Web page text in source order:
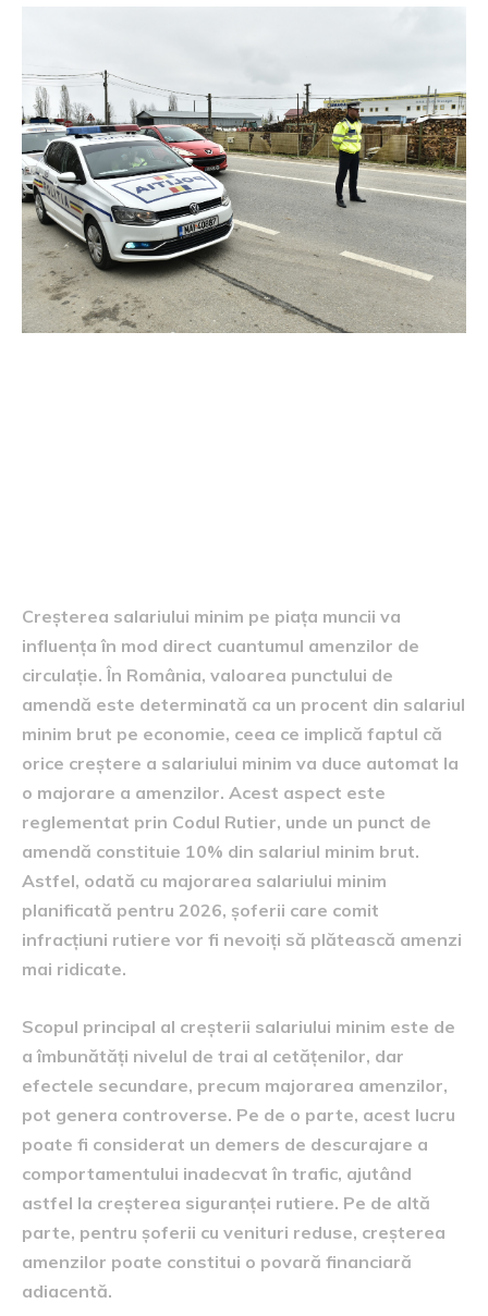
Creșterea salariului minim pe piața muncii va
influența în mod direct cuantumul amenzilor de
circulație. În România, valoarea punctului de
amendă este determinată ca un procent din salariul
minim brut pe economie, ceea ce implică faptul că
orice creștere a salariului minim va duce automat la
o majorare a amenzilor. Acest aspect este
reglementat prin Codul Rutier, unde un punct de
amendă constituie 10% din salariul minim brut.
Astfel, odată cu majorarea salariului minim
planificată pentru 2026, șoferii care comit
infracțiuni rutiere vor fi nevoiți să plătească amenzi
mai ridicate.
Scopul principal al creșterii salariului minim este de
a îmbunătăți nivelul de trai al cetățenilor, dar
efectele secundare, precum majorarea amenzilor,
pot genera controverse. Pe de o parte, acest lucru
poate fi considerat un demers de descurajare a
comportamentului inadecvat în trafic, ajutând
astfel la creșterea siguranței rutiere. Pe de altă
parte, pentru șoferii cu venituri reduse, creșterea
amenzilor poate constitui o povară financiară
adiacentă.